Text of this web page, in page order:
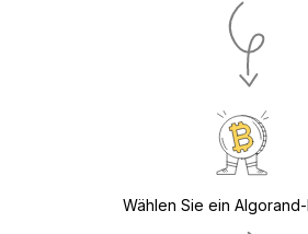
Wählen Sie ein